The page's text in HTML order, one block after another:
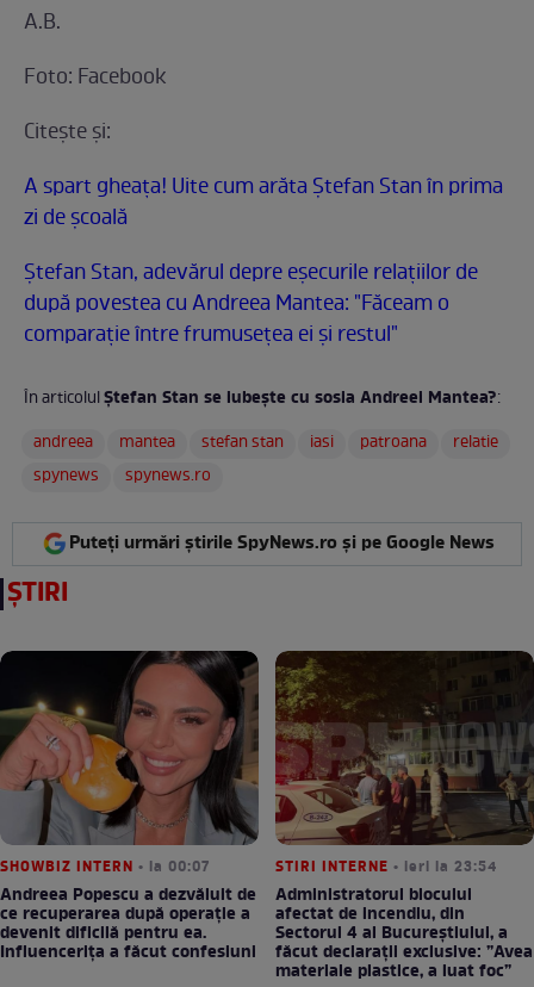
A.B.
Foto: Facebook
Citeşte şi:
A spart gheaţa! Uite cum arăta Ştefan Stan în prima
zi de şcoală
Ştefan Stan, adevărul depre eşecurile relaţiilor de
după povestea cu Andreea Mantea: "Făceam o
comparaţie între frumuseţea ei şi restul"
În articolulŞtefan Stan se iubeşte cu sosia Andreei Mantea?:
andreea
mantea stefan stan iasi patroana
relatie
spynews
spynews.ro
Puteți urmări știrile SpyNews.ro și pe Google News
ȘTIRI
SHOWBIZ INTERN • la 00:07
Andreea Popescu a dezvăluit de
ce recuperarea după operație a
devenit dificilă pentru ea.
Influencerița a făcut confesiuni
STIRI INTERNE • ieri la 23:54
Administratorul blocului
afectat de incendiu, din
Sectorul 4 al Bucureștiului, a
făcut declarații exclusive: ”Avea
materiale plastice, a luat foc”